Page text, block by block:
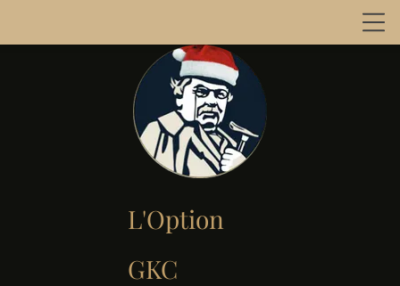
L'Option
GKC